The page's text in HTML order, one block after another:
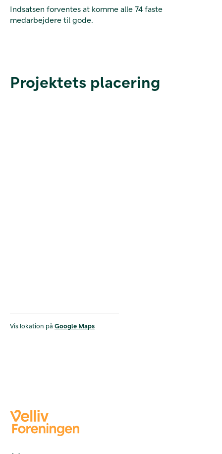
Indsatsen forventes at komme alle 74 faste
medarbejdere til gode.
Projektets placering
Vis lokation på Google Maps